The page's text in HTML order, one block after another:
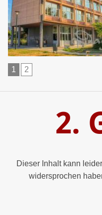
1 2
2.
Dieser Inhalt kann
widersprochen